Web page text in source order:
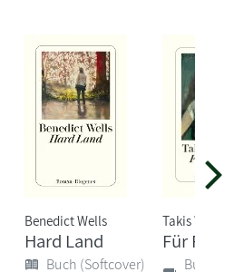
Benedict Wells
Hard Land
Buch (Softcover)
Takis Würger
Für Polina
Buch